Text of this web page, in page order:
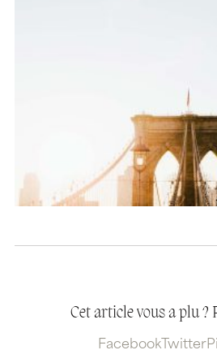
Cet article vous a plu ?
Facebook Twitter